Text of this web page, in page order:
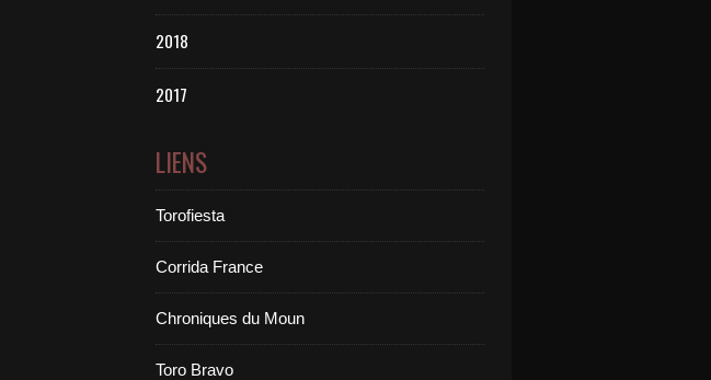
2018
2017
LIENS
Torofiesta
Corrida France
Chroniques du Moun
Toro Bravo